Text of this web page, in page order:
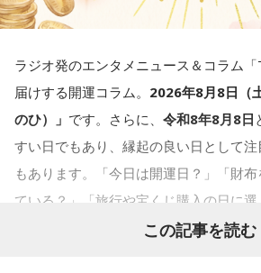
番組名：Dr.Recella presents 江原啓之
放送日時：TOKYO FM／FM 大阪 毎週
フエム山陰 毎週土曜 12:30～12:55
出演者：江原啓之、奥迫協子
番組Webサイト：https://
上手な出し方を気にしたあなた。本音
しっかり持っているので、我慢しすぎは
どう言えば角が立たないかを考えすぎ
ことも。完璧を意識しすぎず、素直に
す。
ムの何が気になったかで、あなたがな
込んでしまうのか……その理由と、我慢
【解答】
1．こぼれてしまわないか……我慢しす
限界が気になったあなた。本音をギリギ
ラジオ発のエンタメニュース＆コラム
届けする開運コラム。 2026年8月8日（
のひ）」 です。さらに、 令和8年8月8日
すい日でもあり、縁起の良い日として
もあります。「今日は開運日？」「財
ている？」「旅行や宝くじ購入の日に
当？」など、気になっている人も多いの
この記事を読む